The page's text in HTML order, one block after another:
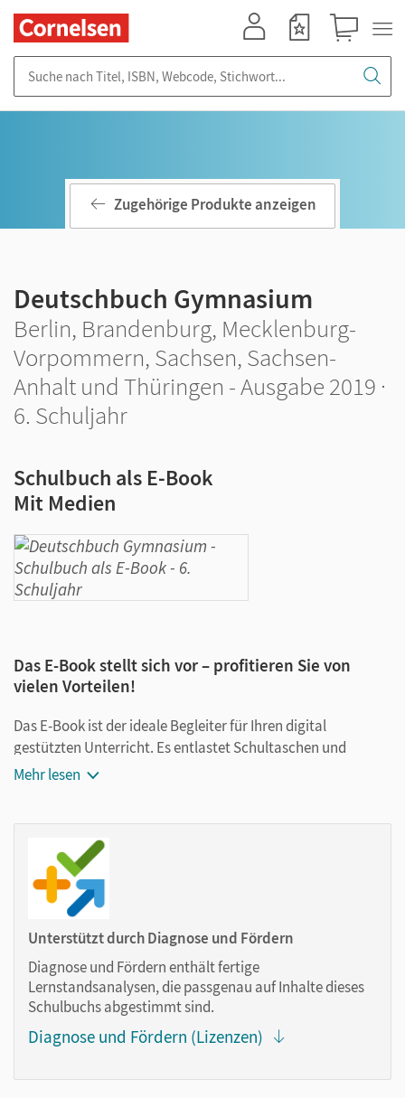
Zugehörige Produkte anzeigen
Deutschbuch Gymnasium
Berlin, Brandenburg, Mecklenburg-
Vorpommern, Sachsen, Sachsen-
Anhalt und Thüringen - Ausgabe 2019 ·
6. Schuljahr
Schulbuch als E-Book
Mit Medien
Das E-Book stellt sich vor – profitieren Sie von
vielen Vorteilen!
Das E-Book ist der ideale Begleiter für Ihren digital
gestützten Unterricht. Es entlastet Schultaschen und
Rucksäcke und ist jederzeit unkompliziert verfügbar.
Notizen erstellen
Markierungen setzen
Text ergänzen
im Text suchen
zoomen
Die Medien sind wichtige Bestandteile dieses E-Books. Sie
sind seitengenau platziert, damit Sie und Ihre Schüler/-innen
gestalten Sie das Lehren und Lernen zeitsparend und
Mehr lesen
Unterstützt durch Diagnose und Fördern
Diagnose und Fördern enthält fertige
Lernstandsanalysen, die passgenau auf Inhalte dieses
Schulbuchs abgestimmt sind.
Diagnose und Fördern (Lizenzen)